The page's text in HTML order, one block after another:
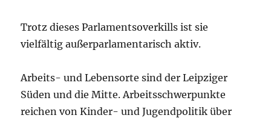
Trotz dieses Parlamentsoverkills ist sie
vielfältig außerparlamentarisch aktiv.
Arbeits- und Lebensorte sind der Leipziger
Süden und die Mitte. Arbeitsschwerpunkte
reichen von Kinder- und Jugendpolitik über